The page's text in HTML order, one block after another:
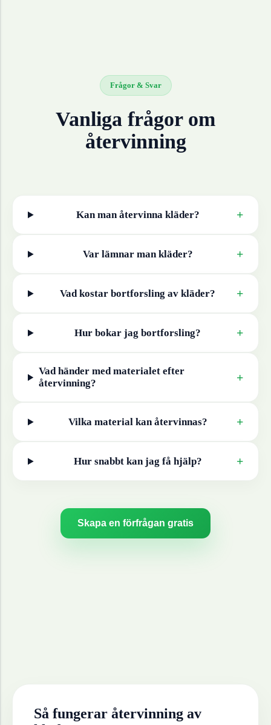
Frågor & Svar
Vanliga frågor om
återvinning
Kan man återvinna kläder? +
Var lämnar man kläder? +
Vad kostar bortforsling av kläder? +
Hur bokar jag bortforsling? +
Vad händer med materialet efter
återvinning?
+
Vilka material kan återvinnas? +
Hur snabbt kan jag få hjälp? +
Skapa en förfrågan gratis
Så fungerar återvinning av